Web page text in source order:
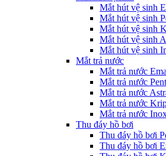
Mắt hút vệ sinh
Mắt hút vệ sinh
Mắt hút vệ sinh
Mắt hút vệ sinh
Mắt hút vệ sinh
Mắt trả nước
Mắt trả nước
Mắt trả nước
Mắt trả nước
Mắt trả nước
Mắt trả nước
Thu đáy hồ bơi
Thu đáy hồ bơi
Thu đáy hồ bơi